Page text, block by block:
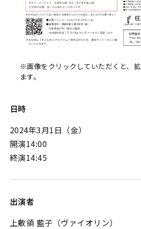
※画像をクリックしていただくと、
ます。
日時
2024年3月1日（金）
開演14:00
終演14:45
出演者
上敷領 藍子（ヴァイオリン）